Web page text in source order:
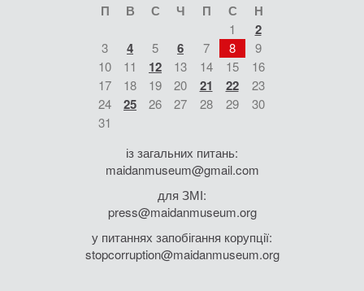
П В С Ч П С Н
1 2
3 4 5 6 7 8
9
10
11 12 13 14 15
16
17
18 19 20 21 22
23
24
25 26 27 28 29
30
31
із загальних питань:
maidanmuseum@gmail.com
для ЗМІ:
press@maidanmuseum.org
у питаннях запобігання корупції:
stopcorruption@maidanmuseum.org